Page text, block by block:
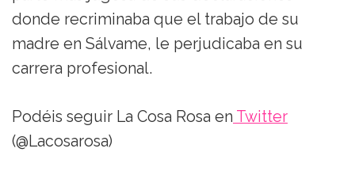
donde recriminaba que el trabajo de su
madre en Sálvame, le perjudicaba en su
carrera profesional.
Podéis seguir La Cosa Rosa en Twitter
(@Lacosarosa)